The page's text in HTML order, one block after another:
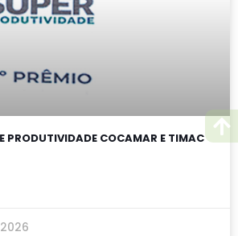
PRODUTIVIDADE COCAMAR E TIMAC